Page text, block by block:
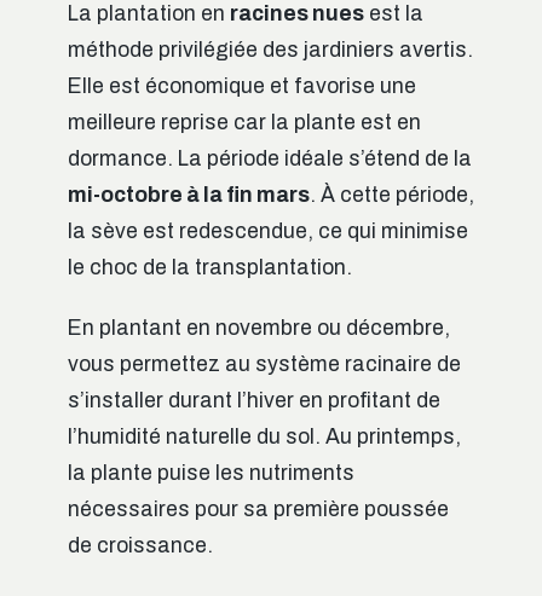
La plantation en racines nues est la
méthode privilégiée des jardiniers avertis.
Elle est économique et favorise une
meilleure reprise car la plante est en
dormance. La période idéale s’étend de la
mi-octobre à la fin mars. À cette période,
la sève est redescendue, ce qui minimise
le choc de la transplantation.
En plantant en novembre ou décembre,
vous permettez au système racinaire de
s’installer durant l’hiver en profitant de
l’humidité naturelle du sol. Au printemps,
la plante puise les nutriments
nécessaires pour sa première poussée
de croissance.